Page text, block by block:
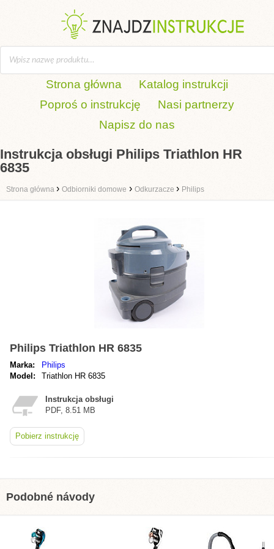
Strona główna
Katalog instrukcji
Poproś o instrukcję
Nasi partnerzy
Napisz do nas
Instrukcja obsługi Philips Triathlon HR
6835
Strona główna › Odbiorniki domowe › Odkurzacze › Philips
Philips Triathlon HR 6835
Marka:
Philips
Model:
Triathlon HR 6835
Instrukcja obsługi
PDF, 8.51 MB
Pobierz instrukcję
Podobné návody